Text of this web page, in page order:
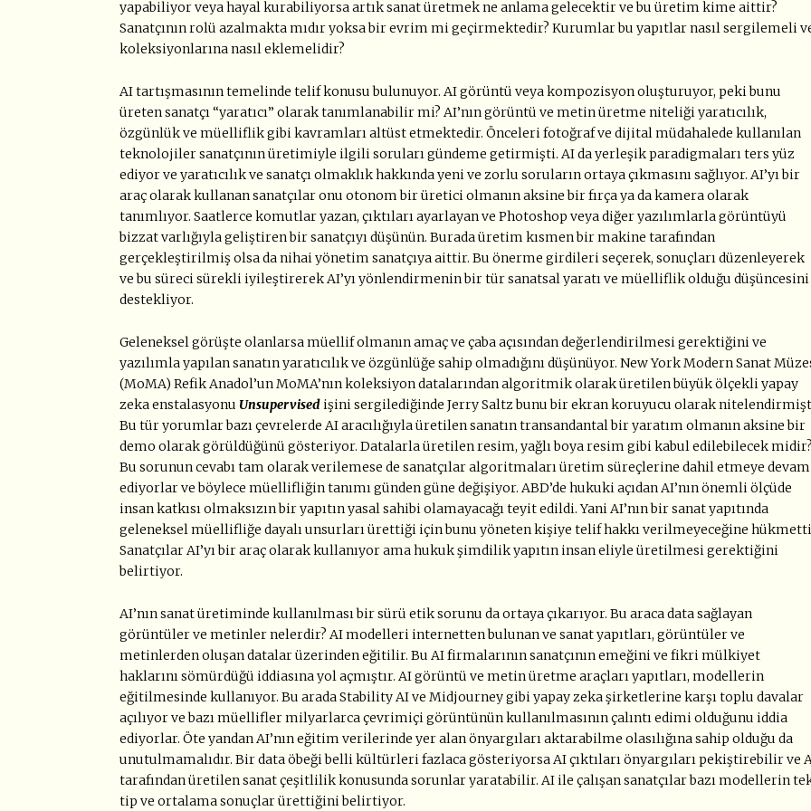
yapabiliyor veya hayal kurabiliyorsa artık sanat üretmek ne anlama gelecektir ve bu üretim kime aittir?
Sanatçının rolü azalmakta mıdır yoksa bir evrim mi geçirmektedir? Kurumlar bu yapıtlar nasıl sergilemeli
koleksiyonlarına nasıl eklemelidir?
AI tartışmasının temelinde telif konusu bulunuyor. AI görüntü veya kompozisyon oluşturuyor, peki bunu
üreten sanatçı “yaratıcı” olarak tanımlanabilir mi? AI’nın görüntü ve metin üretme niteliği yaratıcılık,
özgünlük ve müelliflik gibi kavramları altüst etmektedir. Önceleri fotoğraf ve dijital müdahalede kullanılan
teknolojiler sanatçının üretimiyle ilgili soruları gündeme getirmişti. AI da yerleşik paradigmaları ters yüz
ediyor ve yaratıcılık ve sanatçı olmaklık hakkında yeni ve zorlu soruların ortaya çıkmasını sağlıyor. AI’yı bir
araç olarak kullanan sanatçılar onu otonom bir üretici olmanın aksine bir fırça ya da kamera olarak
tanımlıyor. Saatlerce komutlar yazan, çıktıları ayarlayan ve Photoshop veya diğer yazılımlarla görüntüyü
bizzat varlığıyla geliştiren bir sanatçıyı düşünün. Burada üretim kısmen bir makine tarafından
gerçekleştirilmiş olsa da nihai yönetim sanatçıya aittir. Bu önerme girdileri seçerek, sonuçları düzenleyerek
ve bu süreci sürekli iyileştirerek AI’yı yönlendirmenin bir tür sanatsal yaratı ve müelliflik olduğu düşüncesini
destekliyor.
Geleneksel görüşte olanlarsa müellif olmanın amaç ve çaba açısından değerlendirilmesi gerektiğini ve
yazılımla yapılan sanatın yaratıcılık ve özgünlüğe sahip olmadığını düşünüyor. New York Modern Sanat
(MoMA) Refik Anadol’un MoMA’nın koleksiyon datalarından algoritmik olarak üretilen büyük ölçekli yapay
zeka enstalasyonu Unsupervisedişini sergilediğinde Jerry Saltz bunu bir ekran koruyucu olarak
Bu tür yorumlar bazı çevrelerde AI aracılığıyla üretilen sanatın transandantal bir yaratım olmanın aksine bir
demo olarak görüldüğünü gösteriyor. Datalarla üretilen resim, yağlı boya resim gibi kabul edilebilecek midir?
Bu sorunun cevabı tam olarak verilemese de sanatçılar algoritmaları üretim süreçlerine dahil etmeye devam
ediyorlar ve böylece müellifliğin tanımı günden güne değişiyor. ABD’de hukuki açıdan AI’nın önemli ölçüde
insan katkısı olmaksızın bir yapıtın yasal sahibi olamayacağı teyit edildi. Yani AI’nın bir sanat yapıtında
geleneksel müellifliğe dayalı unsurları ürettiği için bunu yöneten kişiye telif hakkı verilmeyeceğine
Sanatçılar AI’yı bir araç olarak kullanıyor ama hukuk şimdilik yapıtın insan eliyle üretilmesi gerektiğini
belirtiyor.
AI’nın sanat üretiminde kullanılması bir sürü etik sorunu da ortaya çıkarıyor. Bu araca data sağlayan
görüntüler ve metinler nelerdir? AI modelleri internetten bulunan ve sanat yapıtları, görüntüler ve
metinlerden oluşan datalar üzerinden eğitilir. Bu AI firmalarının sanatçının emeğini ve fikri mülkiyet
haklarını sömürdüğü iddiasına yol açmıştır. AI görüntü ve metin üretme araçları yapıtları, modellerin
eğitilmesinde kullanıyor. Bu arada Stability AI ve Midjourney gibi yapay zeka şirketlerine karşı toplu davalar
açılıyor ve bazı müellifler milyarlarca çevrimiçi görüntünün kullanılmasının çalıntı edimi olduğunu iddia
ediyorlar. Öte yandan AI’nın eğitim verilerinde yer alan önyargıları aktarabilme olasılığına sahip olduğu da
unutulmamalıdır. Bir data öbeği belli kültürleri fazlaca gösteriyorsa AI çıktıları önyargıları pekiştirebilir ve
tarafından üretilen sanat çeşitlilik konusunda sorunlar yaratabilir. AI ile çalışan sanatçılar bazı modellerin
tip ve ortalama sonuçlar ürettiğini belirtiyor.